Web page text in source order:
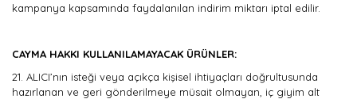
kampanya kapsamında faydalanılan indirim miktarı iptal edilir.
CAYMA HAKKI KULLANILAMAYACAK ÜRÜNLER:
21. ALICI’nın isteği veya açıkça kişisel ihtiyaçları doğrultusunda
hazırlanan ve geri gönderilmeye müsait olmayan, iç giyim alt